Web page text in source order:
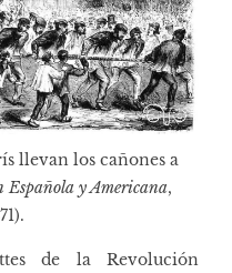
llevan los cañones a
y Americana,
de la Revolución